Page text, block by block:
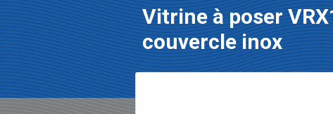
Vitrine à poser
couvercle inox